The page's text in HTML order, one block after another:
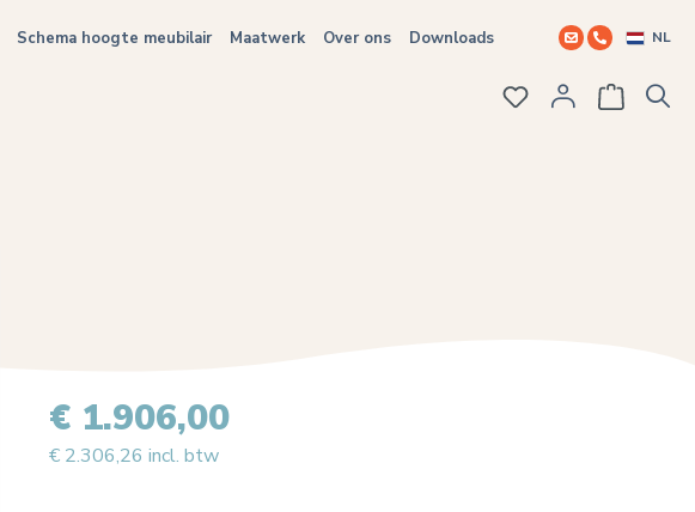
Schema hoogte meubilair Maatwerk Over ons Downloads NL
Je hebt 0 items
€ 1.906,00
€ 2.306,26 incl. btw